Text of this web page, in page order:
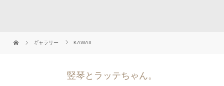
ギャラリー KAWAII
竪琴とラッテちゃん。